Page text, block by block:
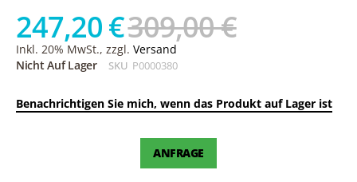
247,20 €309,00 €
Inkl. 20% MwSt., zzgl. Versand
Nicht Auf Lager
SKU P0000380
Benachrichtigen Sie mich, wenn das Produkt auf Lager ist
ANFRAGE